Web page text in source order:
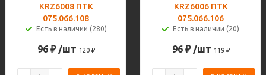
KRZ6008 ПТК
075.066.108
Есть в наличии (280)
96₽ /шт 120₽
KRZ6006 ПТК
075.066.106
Есть в наличии (20)
96₽ /шт 119₽